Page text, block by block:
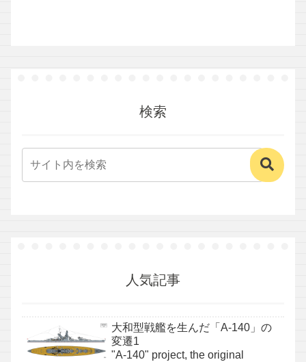
検索
人気記事
大和型戦艦を生んだ「A-140」の
変遷1
"A-140" project, the original